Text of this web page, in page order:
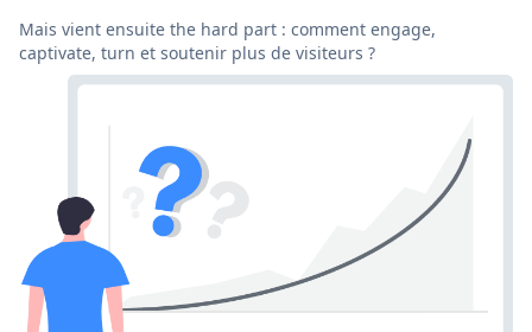
Mais vient ensuite the hard part : comment engage,
captivate, turn et soutenir plus de visiteurs ?